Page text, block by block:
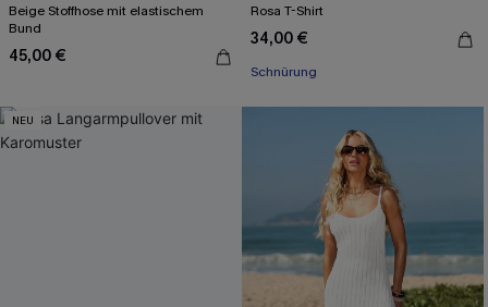
Beige Stoffhose mit elastischem
Bund
45,00 €
Rosa T-Shirt
34,00 €
Schnürung
NEU